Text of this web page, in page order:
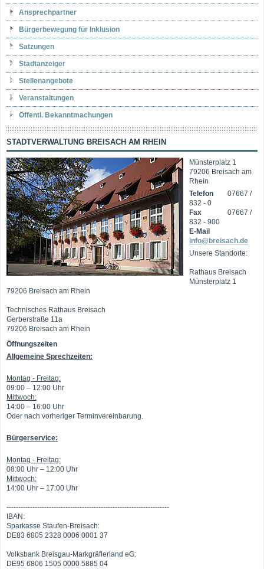
Ansprechpartner
Bürgerbewegung für Inklusion
Satzungen
Stadtanzeiger
Stellenangebote
Veranstaltungen
Öffentl. Bekanntmachungen
STADTVERWALTUNG BREISACH AM RHEIN
Münsterplatz 1
79206 Breisach am
Rhein
Telefon
07667 /
832 - 0
Fax
07667 /
832 - 900
E-Mail
info@breisach.de
Unsere Standorte:
Rathaus Breisach
Münsterplatz 1
79206 Breisach am Rhein
Technisches Rathaus Breisach
Gerberstraße 11a
79206 Breisach am Rhein
Öffnungszeiten
Allgemeine Sprechzeiten:
Montag - Freitag:
09:00 – 12:00 Uhr
Mittwoch:
14:00 – 16:00 Uhr
Oder nach vorheriger Terminvereinbarung.
Bürgerservice:
Montag - Freitag:
08:00 Uhr – 12:00 Uhr
Mittwoch:
14:00 Uhr – 17:00 Uhr
---------------------------------------------------------------------
IBAN:
Sparkasse Staufen-Breisach:
DE83 6805 2328 0006 0001 37
Volksbank Breisgau-Markgräflerland eG:
DE95 6806 1505 0000 5885 04